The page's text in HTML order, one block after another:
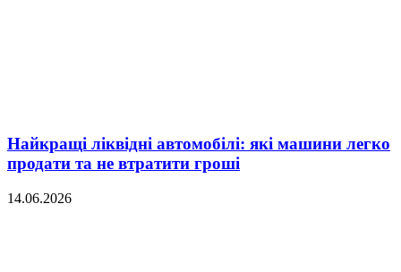
Найкращі ліквідні автомобілі: які машини легко
продати та не втратити гроші
14.06.2026